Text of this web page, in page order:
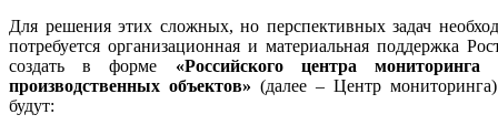
Для решения этих сложных, но перспективных задач
потребуется организационная и материальная поддержка
создать в форме «Российского центра
производственных объектов» (далее – Центр
будут: